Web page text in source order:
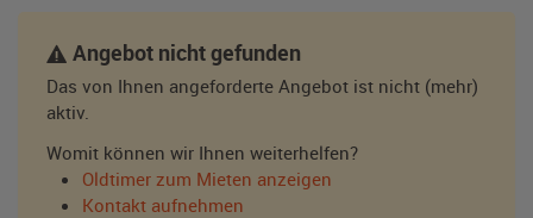
Angebot nicht gefunden
Das von Ihnen angeforderte Angebot ist nicht (mehr)
aktiv.
Womit können wir Ihnen weiterhelfen?
Oldtimer zum Mieten anzeigen
Kontakt aufnehmen